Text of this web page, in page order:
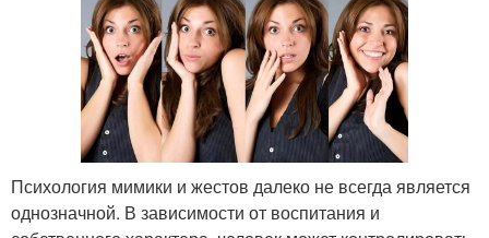
Психология мимики и жестов далеко не всегда является
однозначной. В зависимости от воспитания и